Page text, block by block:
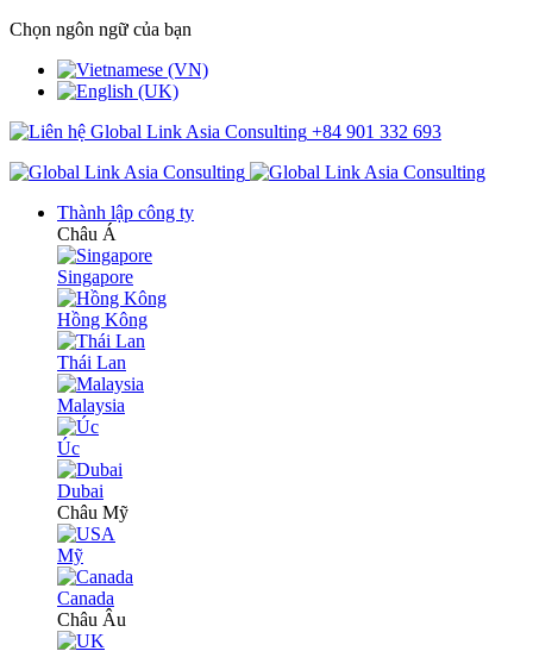
Chọn ngôn ngữ của bạn
+84 901 332 693
Thành lập công ty
Châu Á
Singapore
Hồng Kông
Thái Lan
Malaysia
Úc
Dubai
Châu Mỹ
Mỹ
Canada
Châu Âu